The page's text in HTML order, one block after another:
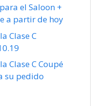
el Saloon +
a partir de hoy
Clase C
Clase C Coupé
su pedido